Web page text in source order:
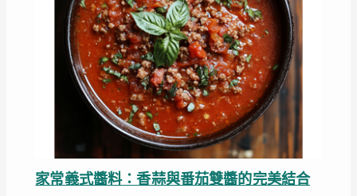
家常義式醬料：香蒜與番茄雙醬的完美結合